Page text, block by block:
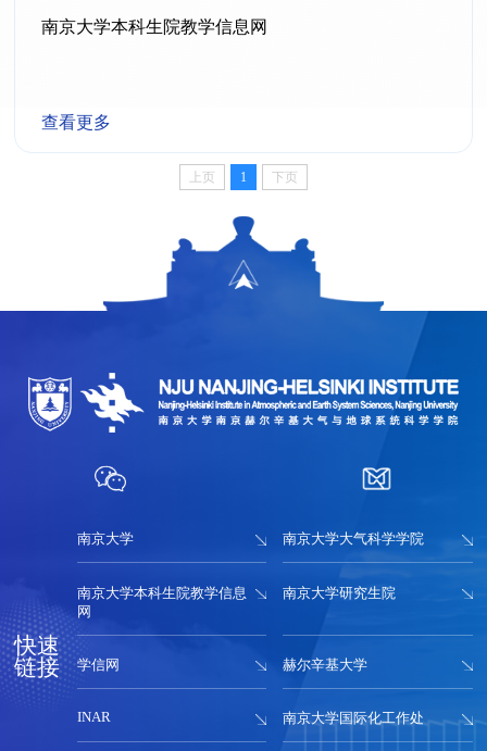
南京大学本科生院教学信息网
查看更多
上页 1 下页
快速
链接
南京大学 南京大学大气科学学院
南京大学本科生院教学信息
网
南京大学研究生院
学信网 赫尔辛基大学
INAR 南京大学国际化工作处